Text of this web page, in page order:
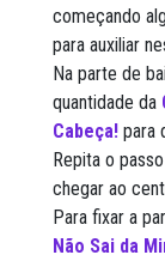
começando
para auxiliar
Na parte de
quantidade da
Cabeça! para
Repita o
chegar ao
Para fixar a
Não Sai da